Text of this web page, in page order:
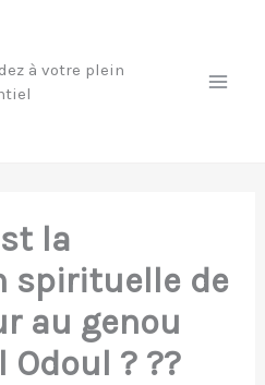
à votre plein
la
spirituelle de
au genou
? ??